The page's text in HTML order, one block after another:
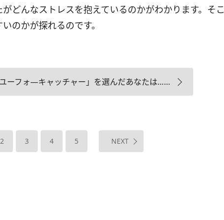
どんなストレスを抱えているのかがわかります。そこ
のかが探れるのです。
ーフォ―キャッチャー」を選んだあなたは……
2 3 4 5 NEXT